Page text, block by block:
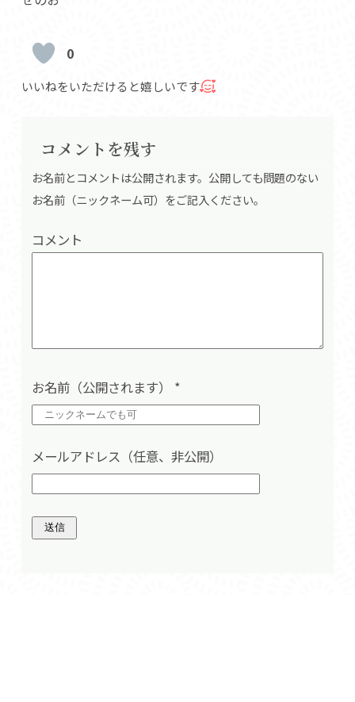
0
いいねをいただけると嬉しいです
コメントを残す
お名前とコメントは公開されます。公開しても問題のない
お名前（ニックネーム可）をご記入ください。
コメント
お名前（公開されます） *
メールアドレス（任意、非公開）